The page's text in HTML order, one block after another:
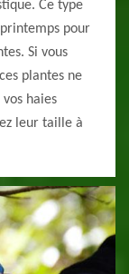
Ce type
pour
Si vous
plantes ne
haies
leur taille à